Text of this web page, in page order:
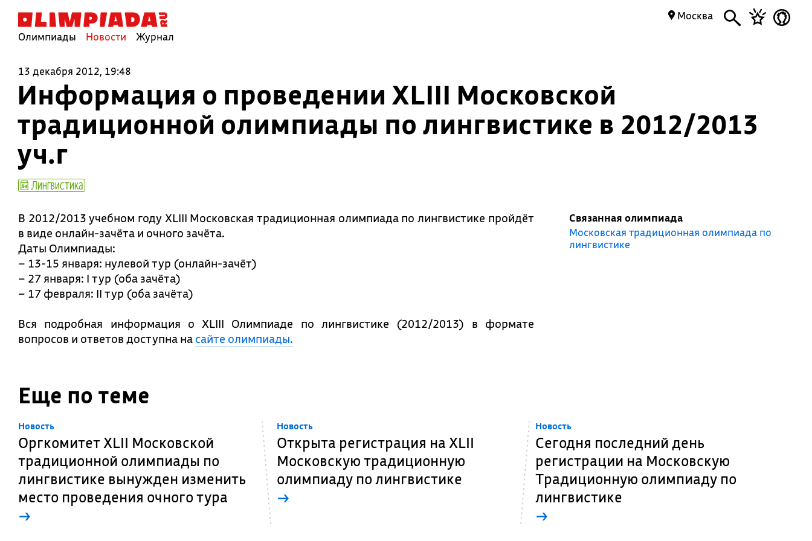
Олимпиады Новости Журнал
Москва
13 декабря 2012, 19:48
Информация о проведении XLIII Московской
традиционной олимпиады по лингвистике в 2012/2013
уч.г
Лингвистика
В 2012/2013 учебном году XLIII Московская традиционная олимпиада по лингвистике пройдёт
в виде онлайн-зачёта и очного зачёта.
Даты Олимпиады:
– 13-15 января: нулевой тур (онлайн-зачёт)
– 27 января: I тур (оба зачёта)
– 17 февраля: II тур (оба зачёта)
Вся подробная информация о XLIII Олимпиаде по лингвистике (2012/2013) в формате
вопросов и ответов доступна на сайте олимпиады.
Связанная олимпиада
Московская традиционная олимпиада по
лингвистике
Еще по теме
Новость
Оргкомитет XLII Московской
традиционной олимпиады по
лингвистике вынужден изменить
место проведения очного тура
→
Новость
Открыта регистрация на XLII
Московскую традиционную
олимпиаду по лингвистике
→
Новость
Сегодня последний день
регистрации на Московскую
Традиционную олимпиаду по
лингвистике
→